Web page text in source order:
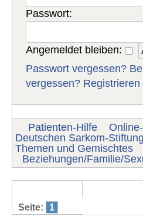
Passwort:
Angemeldet bleiben:
Passwort vergessen?
vergessen? Registrieren
Patienten-Hilfe
Deutschen Sarkom-Stiftung
Themen und Gemischtes
Beziehungen/Familie/
Seite:
1